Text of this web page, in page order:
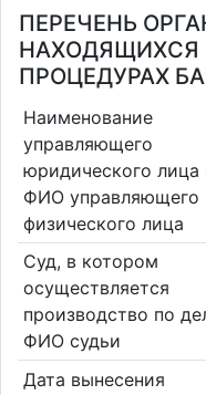
ПЕРЕЧЕНЬ
НАХОДЯЩИХСЯ
ПРОЦЕДУРАХ
Наименование
управляющего
юридического лица
ФИО управляющего
физического лица
Суд, в котором
осуществляется
производство по
ФИО судьи
Дата вынесения